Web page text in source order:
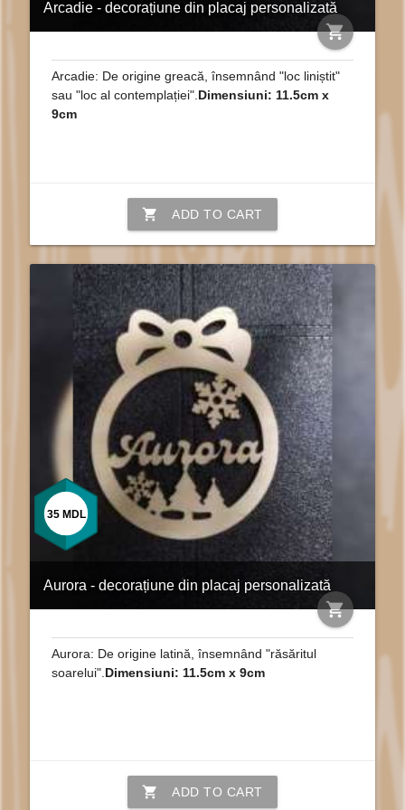
Arcadie - decorațiune din placaj personalizată
shopping_cart
Arcadie: De origine greacă, însemnând "loc liniștit"
sau "loc al contemplației". Dimensiuni: 11.5cm x
9cm
shopping_cart ADD TO CART
Aurora - decorațiune din placaj personalizată
shopping_cart
35 MDL
Aurora: De origine latină, însemnând "răsăritul
soarelui". Dimensiuni: 11.5cm x 9cm
shopping_cart ADD TO CART